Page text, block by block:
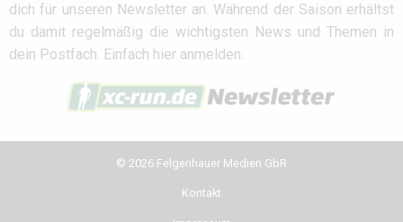
dich für unseren Newsletter an. Während der Saison erhältst
du damit regelmäßig die wichtigsten News und Themen in
dein Postfach. Einfach hier anmelden:
© 2026 Felgenhauer Medien GbR
Kontakt